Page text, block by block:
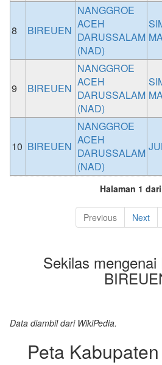
8 BIREUEN
NANGGROE
ACEH
DARUSSALAM
(NAD)
9 BIREUEN
NANGGROE
ACEH
DARUSSALAM
(NAD)
10 BIREUEN
NANGGROE
ACEH
DARUSSALAM
(NAD)
Halaman 1
Previous Next
Sekilas
Data diambil dari WikiPedia.
Peta